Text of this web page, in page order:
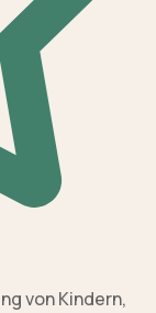
von Kindern,